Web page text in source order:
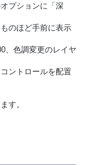
プションに「深
のほど手前に表示
、色調変更のレイヤ
ントロールを配置
す。